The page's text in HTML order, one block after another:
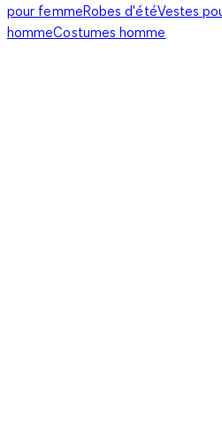
pour femmeRobes d'étéVestes
hommeCostumes homme